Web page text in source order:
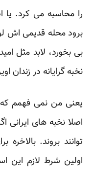
را محاسبه می کرد. یا
برود محله قدیمی اش
بی بخورد، لابد مثل
نخبه گرایانه در زندان
یعنی من نمی فهمم که
اصلا نخبه های ایرانی
توانند بروند. بالاخره
اولین شرط لازم این